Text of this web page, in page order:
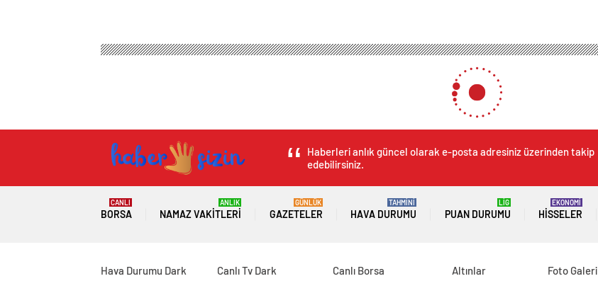
Haberleri anlık güncel olarak e-posta adresiniz üzerinden takip
edebilirsiniz.
BORSA
CANLI
NAMAZ VAKITLERI
ANLIK
GAZETELER
GÜNLÜK
HAVA DURUMU
TAHMİNİ
PUAN DURUMU
LİG
HISSELER
EKONOMİ
Hava Durumu Dark Canlı Tv Dark Canlı Borsa Altınlar Foto Galeri